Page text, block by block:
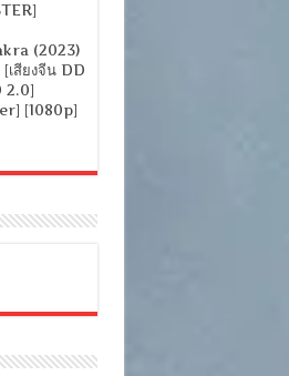
(2023)
เสียงจีน DD
2.0]
[1080p]